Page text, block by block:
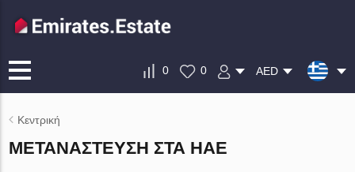
0 0 AED
Κεντρική
ΜΕΤΑΝΆΣΤΕΥΣΗ ΣΤΑ ΗΑΕ